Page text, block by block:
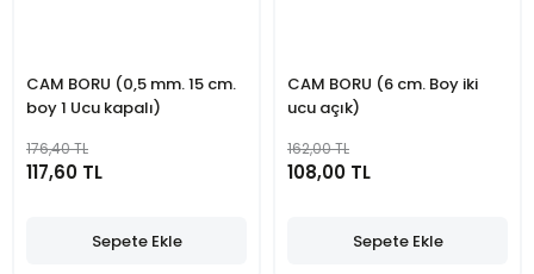
CAM BORU (0,5 mm. 15 cm.
boy 1 Ucu kapalı)
176,40 TL
117,60 TL
Sepete Ekle
CAM BORU (6 cm. Boy iki
ucu açık)
162,00 TL
108,00 TL
Sepete Ekle